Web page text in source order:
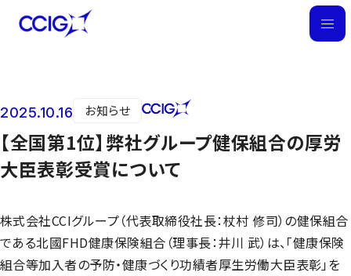
M
ニュース
2025.10.16 お知らせ
【全国第1位】弊社グループ健保組合の厚労
大臣表彰受賞について
株式会社CCIグループ（代表取締役社長：杖村 修司）の健保組合
である北國FHD健康保険組合（理事長：井川 武）は、「健康保険
組合等加入者の予防・健康づくり功績者厚生労働大臣表彰」を